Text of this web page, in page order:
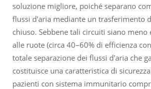
soluzione migliore, poiché separano
flussi d'aria mediante un trasferimento
chiuso. Sebbene tali circuiti siano
alle ruote (circa 40–60% di efficienza
totale separazione dei flussi d'aria che
costituisce una caratteristica di
pazienti con sistema immunitario